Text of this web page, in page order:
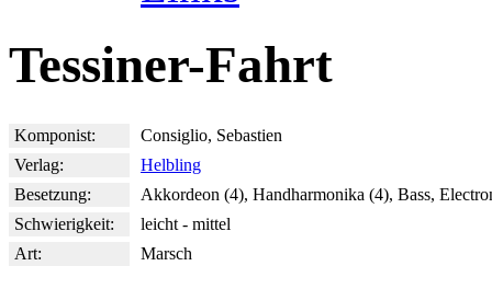
Tessiner-Fahrt
Komponist:
Consiglio, Sebastien
Verlag:
Helbling
Besetzung:
Akkordeon (4), Handharmonika (4), Bass,
Schwierigkeit:
leicht - mittel
Art:
Marsch